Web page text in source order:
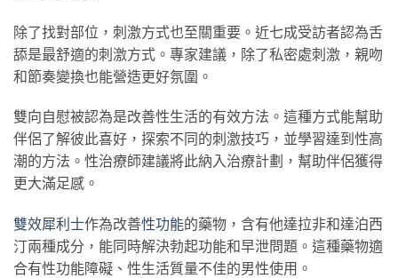
除了找對部位，刺激方式也至關重要。近七成受訪者認為舌
舔是最舒適的刺激方式。專家建議，除了私密處刺激，親吻
和節奏變換也能營造更好氛圍。
雙向自慰被認為是改善性生活的有效方法。這種方式能幫助
伴侶了解彼此喜好，探索不同的刺激技巧，並學習達到性高
潮的方法。性治療師建議將此納入治療計劃，幫助伴侶獲得
更大滿足感。
雙效犀利士作為改善性功能的藥物，含有他達拉非和達泊西
汀兩種成分，能同時解決勃起功能和早泄問題。這種藥物適
合有性功能障礙、性生活質量不佳的男性使用。